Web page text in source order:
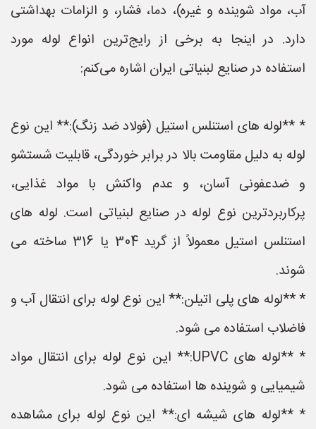
آب، مواد شوینده و غیره)، دما، فشار، و الزامات بهداشتی
دارد. در اینجا به برخی از رایج‌ترین انواع لوله مورد
استفاده در صنایع لبنیاتی ایران اشاره می‌کنم:
* **لوله های استنلس استیل (فولاد ضد زنگ):** این نوع
لوله به دلیل مقاومت بالا در برابر خوردگی، قابلیت شستشو
و ضدعفونی آسان، و عدم واکنش با مواد غذایی،
پرکاربردترین نوع لوله در صنایع لبنیاتی است. لوله های
استنلس استیل معمولاً از گرید 304 یا 316 ساخته می
شوند.
* **لوله های پلی اتیلن:** این نوع لوله برای انتقال آب و
فاضلاب استفاده می شود.
* **لوله های UPVC:** این نوع لوله برای انتقال مواد
شیمیایی و شوینده ها استفاده می شود.
* **لوله های شیشه ای:** این نوع لوله برای مشاهده